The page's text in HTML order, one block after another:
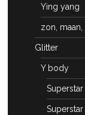
Ying yang
zon, maan,
Glitter
Y body
Superstar